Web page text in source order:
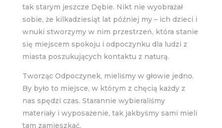
tak starym jeszcze Dębie. Nikt nie wyobrażał
sobie, że kilkadziesiąt lat później my – ich dzieci i
wnuki stworzymy w nim przestrzeń, która stanie
się miejscem spokoju i odpoczynku dla ludzi z
miasta poszukujących kontaktu z naturą.
Tworząc Odpoczynek, mieliśmy w głowie jedno.
By było to miejsce, w którym z chęcią każdy z
nas spędzi czas. Starannie wybieraliśmy
materiały i wyposażenie, tak jakbyśmy sami mieli
tam zamieszkać.